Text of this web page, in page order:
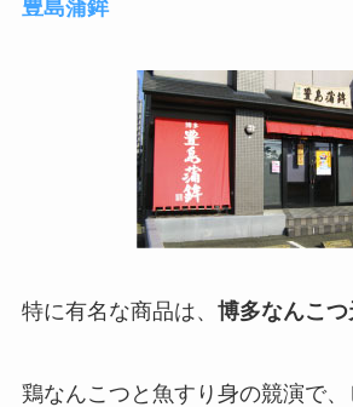
豊島蒲鉾
特に有名な商品は、 博多なんこつ
鶏なんこつと魚すり身の競演で